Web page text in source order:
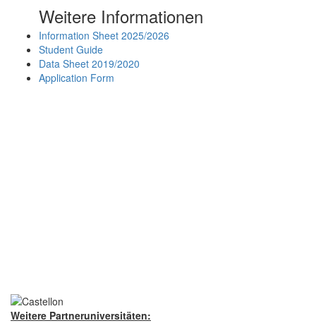
Weitere Informationen
Information Sheet 2025/2026
Student Guide
Data Sheet 2019/2020
Application Form
Weitere Partneruniversitäten: